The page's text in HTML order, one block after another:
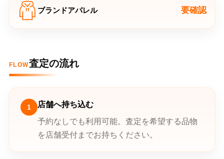
ブランドアパレル 要確認
FLOW査定の流れ
1
店舗へ持ち込む
予約なしでも利用可能。査定を希望する品物
を店舗受付までお持ちください。